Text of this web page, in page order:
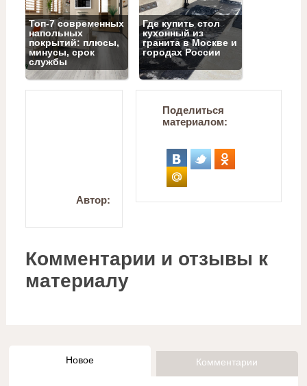
Топ‑7 современных
напольных
покрытий: плюсы,
минусы, срок
службы
Где купить стол
кухонный из
гранита в Москве и
городах России
Автор:
Поделиться
материалом:
Комментарии и отзывы к
материалу
Новое Комментарии